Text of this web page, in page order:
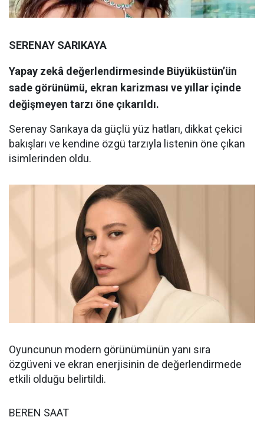
SERENAY SARIKAYA
Yapay zekâ değerlendirmesinde Büyüküstün’ün
sade görünümü, ekran karizması ve yıllar içinde
değişmeyen tarzı öne çıkarıldı.
Serenay Sarıkaya da güçlü yüz hatları, dikkat çekici
bakışları ve kendine özgü tarzıyla listenin öne çıkan
isimlerinden oldu.
Oyuncunun modern görünümünün yanı sıra
özgüveni ve ekran enerjisinin de değerlendirmede
etkili olduğu belirtildi.
BEREN SAAT